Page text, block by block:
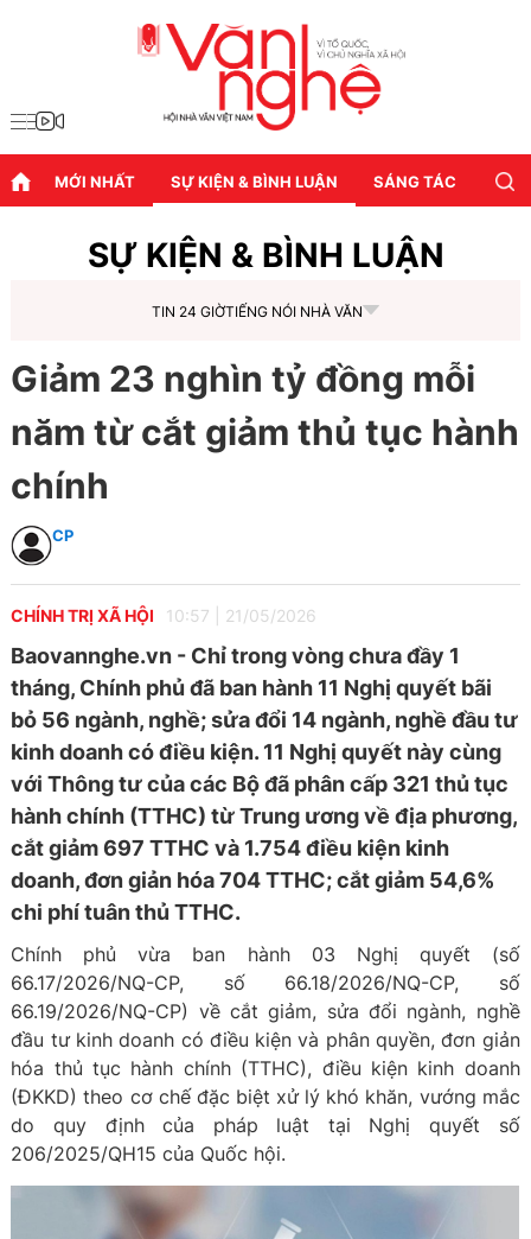
MỚI NHẤT SỰ KIỆN & BÌNH LUẬN SÁNG TÁC
SỰ KIỆN & BÌNH LUẬN
TIN 24 GIỜTIẾNG NÓI NHÀ VĂN
Giảm 23 nghìn tỷ đồng mỗi
năm từ cắt giảm thủ tục hành
chính
CP
CHÍNH TRỊ XÃ HỘI 10:57 21/05/2026
Baovannghe.vn - Chỉ trong vòng chưa đầy 1
tháng, Chính phủ đã ban hành 11 Nghị quyết bãi
bỏ 56 ngành, nghề; sửa đổi 14 ngành, nghề đầu tư
kinh doanh có điều kiện. 11 Nghị quyết này cùng
với Thông tư của các Bộ đã phân cấp 321 thủ tục
hành chính (TTHC) từ Trung ương về địa phương,
cắt giảm 697 TTHC và 1.754 điều kiện kinh
doanh, đơn giản hóa 704 TTHC; cắt giảm 54,6%
chi phí tuân thủ TTHC.
Chính phủ vừa ban hành 03 Nghị quyết (số
66.17/2026/NQ-CP, số 66.18/2026/NQ-CP, số
66.19/2026/NQ-CP) về cắt giảm, sửa đổi ngành, nghề
đầu tư kinh doanh có điều kiện và phân quyền, đơn giản
hóa thủ tục hành chính (TTHC), điều kiện kinh doanh
(ĐKKD) theo cơ chế đặc biệt xử lý khó khăn, vướng mắc
do quy định của pháp luật tại Nghị quyết số
206/2025/QH15 của Quốc hội.